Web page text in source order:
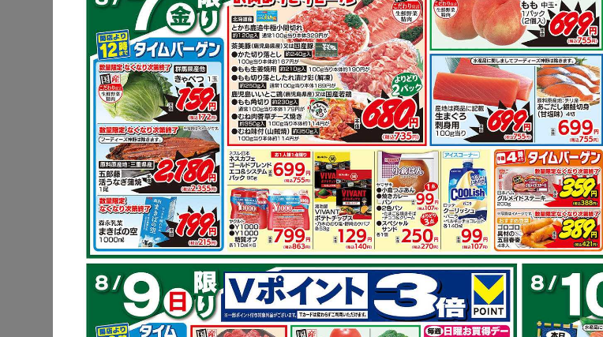
豚肩ロースとピーマンの
炒め物
豚肩ロースで スタミナ生
姜焼き
鶏もも肉で作れるレシピ